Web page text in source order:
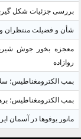
بررسی جزئیات شکل
شأن و فضیلت منتظران
معجزه بخور جوش
روازاده
بمب الکترومغناطیس؛
بمب الکترومغناطیس؛
مانور یوفوها در آسمان